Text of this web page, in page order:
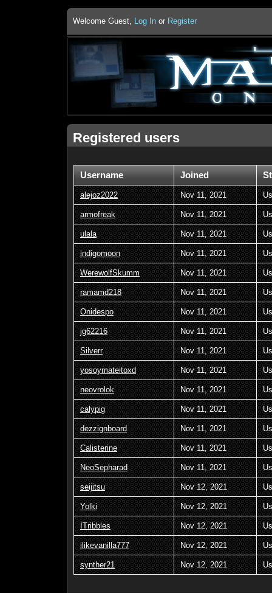
Welcome Guest, Log In or Register
Registered users
Username Joined
alejoz2022 Nov 11, 2021
armofreak Nov 11, 2021
ulala Nov 11, 2021
indigomoon Nov 11, 2021
WerewolfSkumm Nov 11, 2021
ramamd218 Nov 11, 2021
Onidespo Nov 11, 2021
jg62216 Nov 11, 2021
Silverr Nov 11, 2021
yosoymateitoxd Nov 11, 2021
neovrolok Nov 11, 2021
calypig Nov 11, 2021
dezzignboard Nov 11, 2021
Calisterine Nov 11, 2021
NeoSepharad Nov 11, 2021
seijitsu Nov 12, 2021
Yolki Nov 12, 2021
ITribbles Nov 12, 2021
ilikevanilla777 Nov 12, 2021
synther21 Nov 12, 2021